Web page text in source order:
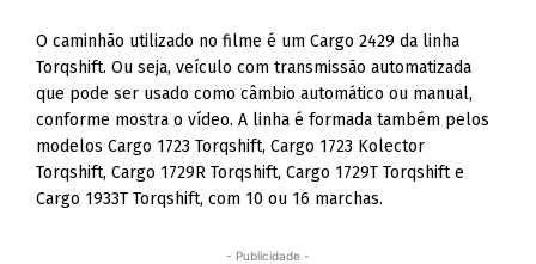
O caminhão utilizado no filme é um Cargo 2429 da linha
Torqshift. Ou seja, veículo com transmissão automatizada
que pode ser usado como câmbio automático ou manual,
conforme mostra o vídeo. A linha é formada também pelos
modelos Cargo 1723 Torqshift, Cargo 1723 Kolector
Torqshift, Cargo 1729R Torqshift, Cargo 1729T Torqshift e
Cargo 1933T Torqshift, com 10 ou 16 marchas.
- Publicidade -